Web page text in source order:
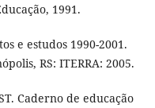
1991.
e estudos 1990-2001.
RS: ITERRA: 2005.
Caderno de educação